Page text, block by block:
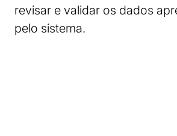
revisar e validar os dados
pelo sistema.